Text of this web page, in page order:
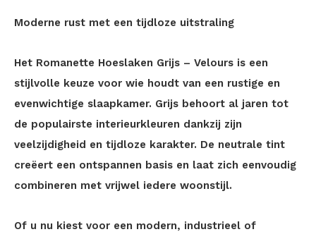
Moderne rust met een tijdloze uitstraling
Het Romanette Hoeslaken Grijs – Velours is een
stijlvolle keuze voor wie houdt van een rustige en
evenwichtige slaapkamer. Grijs behoort al jaren tot
de populairste interieurkleuren dankzij zijn
veelzijdigheid en tijdloze karakter. De neutrale tint
creëert een ontspannen basis en laat zich eenvoudig
combineren met vrijwel iedere woonstijl.
Of u nu kiest voor een modern, industrieel of